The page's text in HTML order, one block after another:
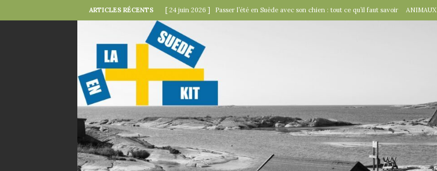
ARTICLES RÉCENTS [ 24 juin 2026 ] Passer l’été en Suède avec son chien : tout ce qu’il faut savoir ANIMAUX
[ 22 juin 2026 ]
[ 18 juin 2026 ]
[ 15 juin 2026 ]
SUÉDOISES
[ 6 juin 2026 ] Le rire s’invite à table : « Venez donc dîner ce soir ! » EN VILLE